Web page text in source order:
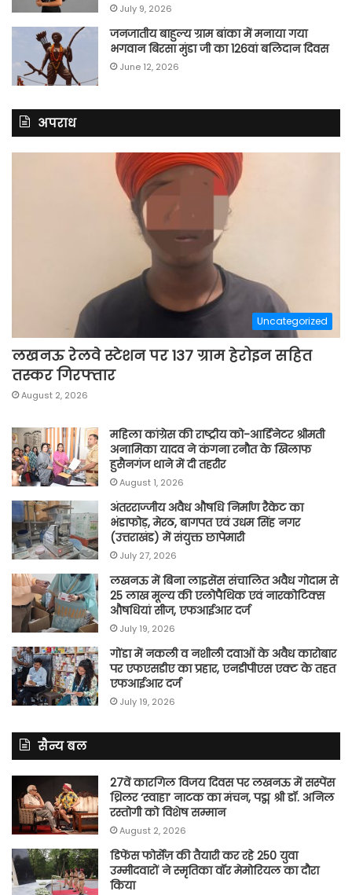
July 9, 2026
जनजातीय बाहुल्य ग्राम बांका में मनाया गया
भगवान बिरसा मुंडा जी का 126वां बलिदान दिवस
June 12, 2026
अपराध
Uncategorized
लखनऊ रेलवे स्टेशन पर 137 ग्राम हेरोइन सहित
तस्कर गिरफ्तार
August 2, 2026
महिला कांग्रेस की राष्ट्रीय को-आर्डिनेटर श्रीमती
अनामिका यादव ने कंगना रनौत के खिलाफ
हुसैनगंज थाने में दी तहरीर
August 1, 2026
अंतरराज्जीय अवैध औषधि निर्माण रैकेट का
भंडाफोड़, मेरठ, बागपत एवं उधम सिंह नगर
(उत्तराखंड) में संयुक्त छापेमारी
July 27, 2026
लखनऊ में बिना लाइसेंस संचालित अवैध गोदाम से
25 लाख मूल्य की एलोपैथिक एवं नारकोटिक्स
औषधियां सीज, एफआईआर दर्ज
July 19, 2026
गोंडा में नकली व नशीली दवाओं के अवैध कारोबार
पर एफएसडीए का प्रहार, एनडीपीएस एक्ट के तहत
एफआईआर दर्ज
July 19, 2026
सैन्य बल
27वें कारगिल विजय दिवस पर लखनऊ में सस्पेंस
थ्रिलर ‘स्वाहा’ नाटक का मंचन, पद्म श्री डॉ. अनिल
रस्तोगी को विशेष सम्मान
August 2, 2026
डिफेंस फोर्सेज़ की तैयारी कर रहे 250 युवा
उम्मीदवारों ने स्मृतिका वॉर मेमोरियल का दौरा
किया